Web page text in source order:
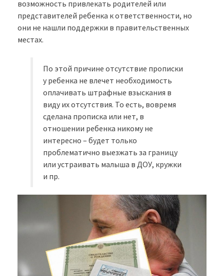
возможность привлекать родителей или
представителей ребенка к ответственности, но
они не нашли поддержки в правительственных
местах.
По этой причине отсутствие прописки
у ребенка не влечет необходимость
оплачивать штрафные взыскания в
виду их отсутствия. То есть, вовремя
сделана прописка или нет, в
отношении ребенка никому не
интересно – будет только
проблематично выезжать за границу
или устраивать малыша в ДОУ, кружки
и пр.